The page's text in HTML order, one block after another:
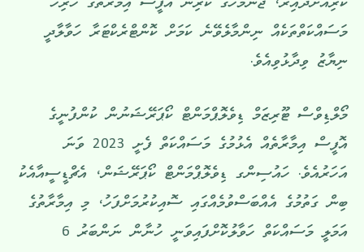
ކުރިއަށްދާއިރު، ޖޫންމަހުގެ ކުރިން އޮފީސް އިމާރާތުގެ ހުރިހާ
މަސައްކަތްތަކެއް ނިންމާލެވޭނެ ކަމަށް ކޮންޓްރެކްޓަރާ ހަވާލާދީ
ނިޔާޒު ވިދާޅުވިއެވެ.
މޯލްޑިވްސް ޓޫރިޒަމް ޑިވެލޮޕްމަންޓް ކޯޕަރޭޝަނުން ކުންފުނީގެ
އޮފީސް އިމާރާތެއް އެޅުމުގެ މަސައްކަތް ފެށީ 2023 ވަނަ
އަހަރުއެވެ. ހައުސިންގ ޑިވެލޮޕްމަންޓް ކޯޕަރޭޝަން، އެޗްޑީސީއާއެކު
ބިން ގަތުމުގެ އެއްބަސްވުމެއްގައި ސޮއިކުރުމަށްފަހު، މި އިމާރާތުގެ
އަމަލީ މަސައްކަތް ހަވާލުކޮށްފައިވަނީ ހުނާން ނަންބަރު 6